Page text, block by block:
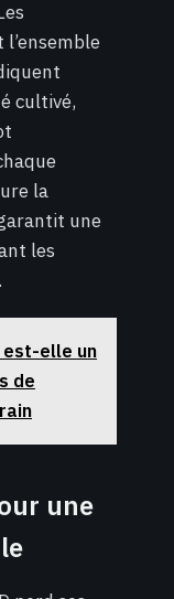
cultivé,
la
une
les
est-elle un
de
une